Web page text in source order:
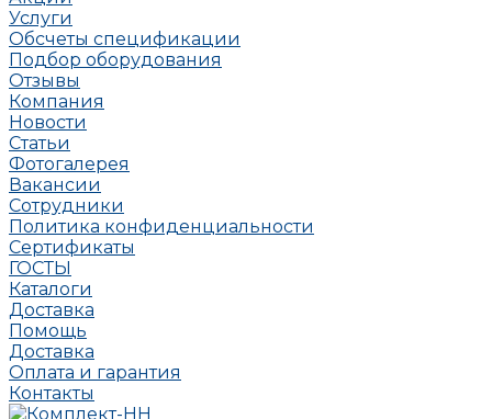
Услуги
Обсчеты спецификации
Подбор оборудования
Отзывы
Компания
Новости
Статьи
Фотогалерея
Вакансии
Сотрудники
Политика конфиденциальности
Сертификаты
ГОСТЫ
Каталоги
Доставка
Помощь
Доставка
Оплата и гарантия
Контакты